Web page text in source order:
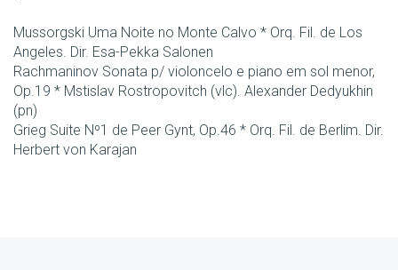
Mussorgski Uma Noite no Monte Calvo * Orq. Fil. de Los
Angeles. Dir. Esa-Pekka Salonen
Rachmaninov Sonata p/ violoncelo e piano em sol menor,
Op.19 * Mstislav Rostropovitch (vlc). Alexander Dedyukhin
(pn)
Grieg Suite Nº1 de Peer Gynt, Op.46 * Orq. Fil. de Berlim. Dir.
Herbert von Karajan